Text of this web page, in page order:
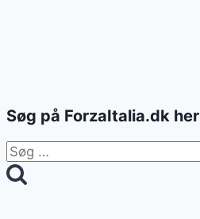
Søg på ForzaItalia.dk her
Søg
efter: